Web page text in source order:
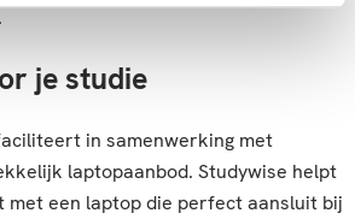
je studie
in samenwerking met
laptopaanbod. Studywise helpt
met een laptop die perfect aansluit bij